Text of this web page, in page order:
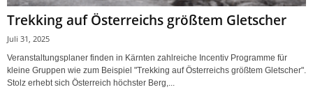
Trekking auf Österreichs größtem Gletscher
Juli 31, 2025
Veranstaltungsplaner finden in Kärnten zahlreiche Incentiv Programme für
kleine Gruppen wie zum Beispiel "Trekking auf Österreichs größtem Gletscher".
Stolz erhebt sich Österreich höchster Berg,...